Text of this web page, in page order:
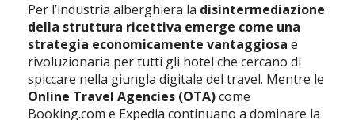
Per l’industria alberghiera la disintermediazione
della struttura ricettiva emerge come una
strategia economicamente vantaggiosa e
rivoluzionaria per tutti gli hotel che cercano di
spiccare nella giungla digitale del travel. Mentre le
Online Travel Agencies (OTA)come
Booking.com e Expedia continuano a dominare la